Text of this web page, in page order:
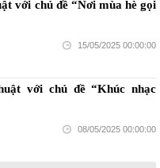
với chủ đề “Nơi mùa hè gọi
15/05/2025 00:00:00
với chủ đề “Khúc nhạc
08/05/2025 00:00:00